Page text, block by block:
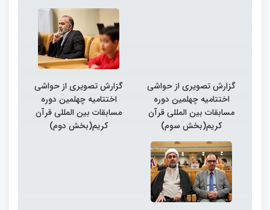
گزارش تصویری از حواشی
اختتامیه چهلمین دوره
مسابقات بین المللی قرآن
کریم(بخش سوم)
گزارش تصویری از حواشی
اختتامیه چهلمین دوره
مسابقات بین المللی قرآن
کریم(بخش دوم)